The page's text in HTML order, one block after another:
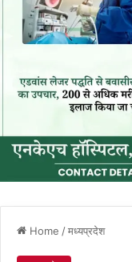
Home /मध्यप्रदेश